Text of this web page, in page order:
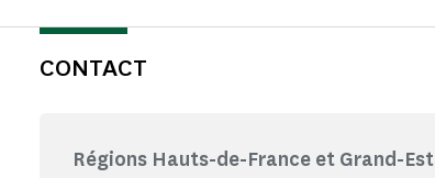
CONTACT
Régions Hauts-de-France et Grand-Est